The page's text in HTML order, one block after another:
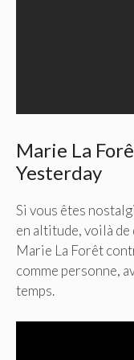
Marie La
Yesterday
Si vous êtes
en altitude, voilà de
Marie La Forêt
comme personne,
temps.